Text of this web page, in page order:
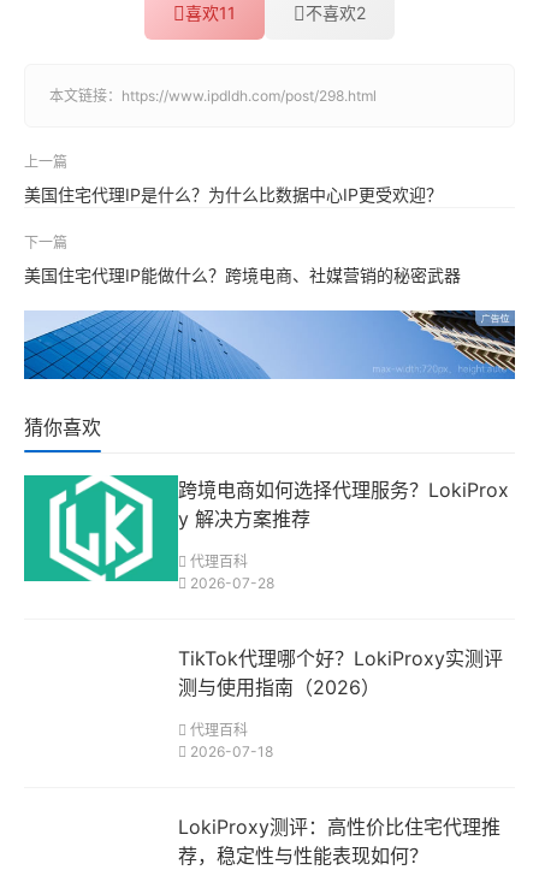
喜欢11 不喜欢2
本文链接： https://www.ipdldh.com/post/298.html
上一篇
美国住宅代理IP是什么？为什么比数据中心IP更受欢迎？
下一篇
美国住宅代理IP能做什么？跨境电商、社媒营销的秘密武器
猜你喜欢
跨境电商如何选择代理服务？LokiProx
y 解决方案推荐
代理百科
2026-07-28
TikTok代理哪个好？LokiProxy实测评
测与使用指南（2026）
代理百科
2026-07-18
LokiProxy测评：高性价比住宅代理推
荐，稳定性与性能表现如何？